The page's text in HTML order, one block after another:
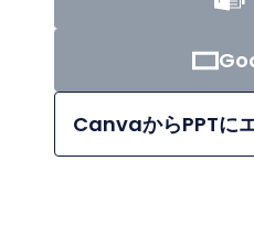
CanvaからPPTに